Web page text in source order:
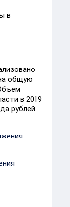
в
общую
в 2019
рублей